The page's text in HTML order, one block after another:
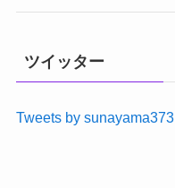
ツイッター
Tweets by sunayama373